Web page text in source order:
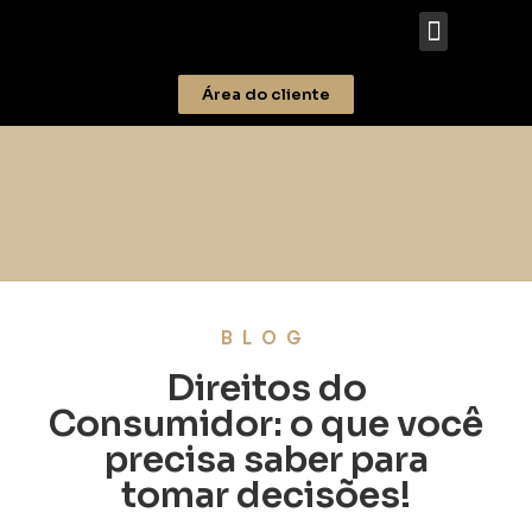
Área do cliente
BLOG
Direitos do
Consumidor: o que você
precisa saber para
tomar decisões!